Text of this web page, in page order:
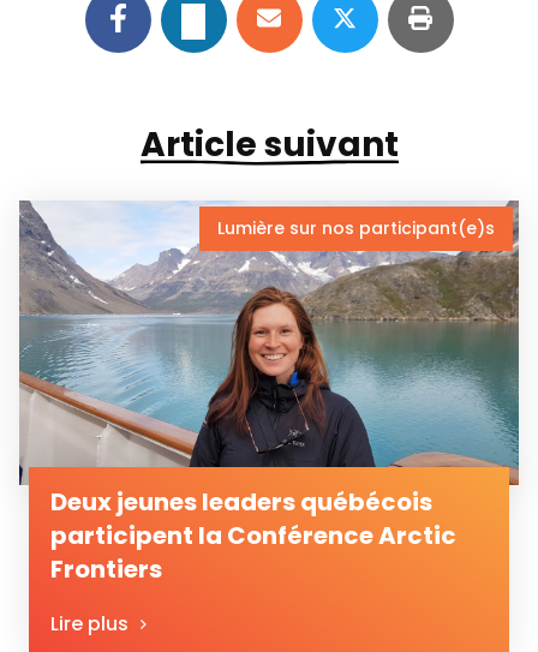
Article suivant
Lumière sur nos participant(e)s
Deux jeunes leaders québécois
participent la Conférence Arctic
Frontiers
Lire plus